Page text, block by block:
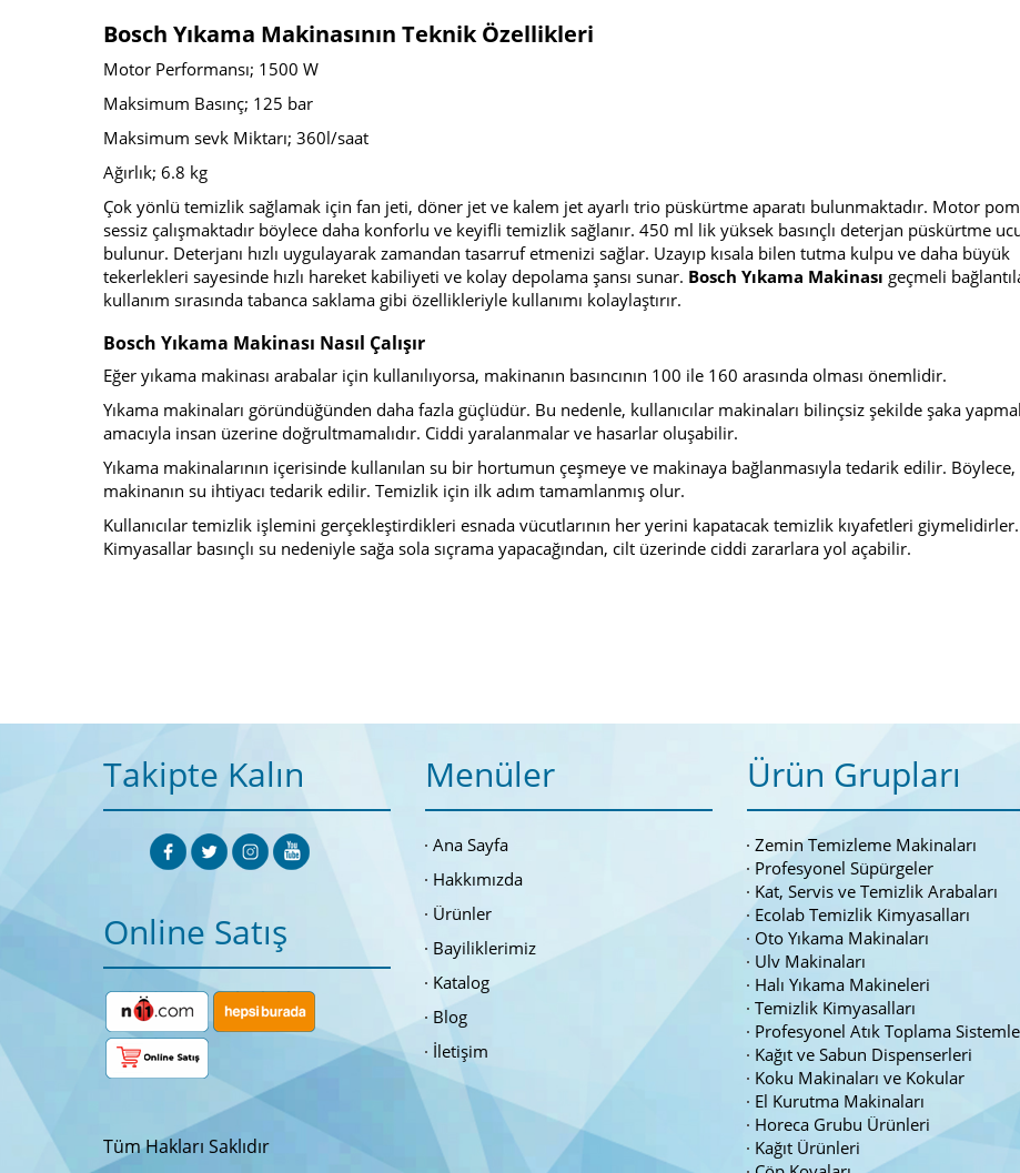
Bosch Yıkama Makinasının Teknik Özellikleri
Motor Performansı; 1500 W
Maksimum Basınç; 125 bar
Maksimum sevk Miktarı; 360l/saat
Ağırlık; 6.8 kg
Çok yönlü temizlik sağlamak için fan jeti, döner jet ve kalem jet ayarlı trio püskürtme aparatı bulunmaktadır. Motor
sessiz çalışmaktadır böylece daha konforlu ve keyifli temizlik sağlanır. 450 ml lik yüksek basınçlı deterjan püskürtme
bulunur. Deterjanı hızlı uygulayarak zamandan tasarruf etmenizi sağlar. Uzayıp kısala bilen tutma kulpu ve daha büyük
tekerlekleri sayesinde hızlı hareket kabiliyeti ve kolay depolama şansı sunar. Bosch Yıkama Makinası geçmeli
kullanım sırasında tabanca saklama gibi özellikleriyle kullanımı kolaylaştırır.
Bosch Yıkama Makinası Nasıl Çalışır
Eğer yıkama makinası arabalar için kullanılıyorsa, makinanın basıncının 100 ile 160 arasında olması önemlidir.
Yıkama makinaları göründüğünden daha fazla güçlüdür. Bu nedenle, kullanıcılar makinaları bilinçsiz şekilde şaka
amacıyla insan üzerine doğrultmamalıdır. Ciddi yaralanmalar ve hasarlar oluşabilir.
Yıkama makinalarının içerisinde kullanılan su bir hortumun çeşmeye ve makinaya bağlanmasıyla tedarik edilir. Böylece,
makinanın su ihtiyacı tedarik edilir. Temizlik için ilk adım tamamlanmış olur.
Kullanıcılar temizlik işlemini gerçekleştirdikleri esnada vücutlarının her yerini kapatacak temizlik kıyafetleri giymelidirler.
Kimyasallar basınçlı su nedeniyle sağa sola sıçrama yapacağından, cilt üzerinde ciddi zararlara yol açabilir.
Takipte Kalın
Online Satış
Tüm Hakları Saklıdır
Menüler
Ana Sayfa
Hakkımızda
Ürünler
Bayiliklerimiz
Katalog
Blog
İletişim
Ürün Grupları
Zemin Temizleme Makinaları
Profesyonel Süpürgeler
Kat, Servis ve Temizlik Arabaları
Ecolab Temizlik Kimyasalları
Oto Yıkama Makinaları
Ulv Makinaları
Halı Yıkama Makineleri
Temizlik Kimyasalları
Profesyonel Atık Toplama
Kağıt ve Sabun Dispenserleri
Koku Makinaları ve Kokular
El Kurutma Makinaları
Horeca Grubu Ürünleri
Kağıt Ürünleri